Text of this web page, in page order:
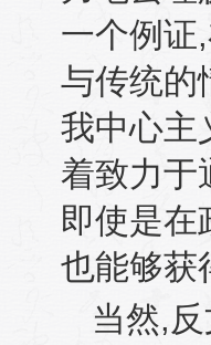
一个例证,
与传统的
我中心主
着致力于
即使是在
也能够获
当然,